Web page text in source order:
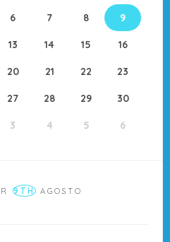
6 7 8 9
13 14 15 16
20 21 22 23
27 28 29 30
3 4 5 6
9THAGOSTO